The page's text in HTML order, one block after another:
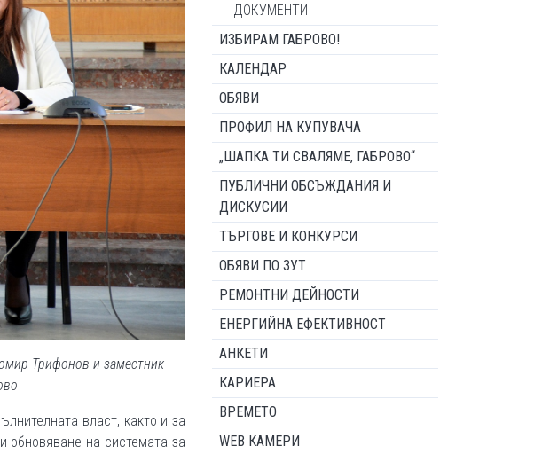
Трифонов и заместник-
власт, както и за
обновяване на системата за
ДОКУМЕНТИ
ИЗБИРАМ ГАБРОВО!
КАЛЕНДАР
ОБЯВИ
ПРОФИЛ НА КУПУВАЧА
„ШАПКА ТИ СВАЛЯМЕ, ГАБРОВО“
ПУБЛИЧНИ ОБСЪЖДАНИЯ И
ДИСКУСИИ
ТЪРГОВЕ И КОНКУРСИ
ОБЯВИ ПО ЗУТ
РЕМОНТНИ ДЕЙНОСТИ
ЕНЕРГИЙНА ЕФЕКТИВНОСТ
АНКЕТИ
КАРИЕРА
ВРЕМЕТО
WEB КАМЕРИ